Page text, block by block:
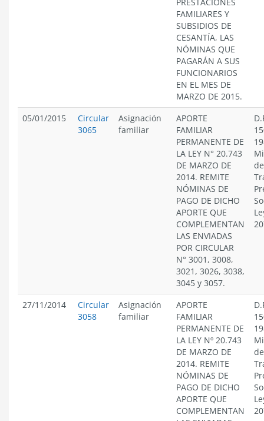
FAMILIARES Y
SUBSIDIOS DE
CESANTÍA, LAS
NÓMINAS QUE
PAGARÁN A SUS
FUNCIONARIOS
EN EL MES DE
MARZO DE 2015.
05/01/2015
Circular
3065
Asignación
familiar
APORTE
FAMILIAR
PERMANENTE DE
LA LEY N° 20.743
DE MARZO DE
2014. REMITE
NÓMINAS DE
PAGO DE DICHO
APORTE QUE
COMPLEMENTAN
LAS ENVIADAS
POR CIRCULAR
N° 3001, 3008,
3021, 3026, 3038,
3045 y 3057.
27/11/2014
Circular
3058
Asignación
familiar
APORTE
FAMILIAR
PERMANENTE DE
LA LEY Nº 20.743
DE MARZO DE
2014. REMITE
NÓMINAS DE
PAGO DE DICHO
APORTE QUE
COMPLEMENTAN